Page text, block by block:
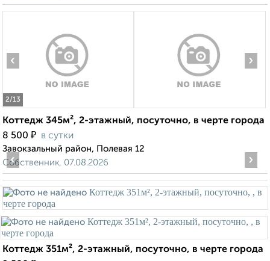
2/13
‹ ›
Коттедж 345м², 2-этажный, посуточно, в черте города
8 500 ₽ в сутки
Завокзальный район, Полевая 12
Собственник, 07.08.2026
‹ ›
Коттедж 351м², 2-этажный, посуточно, в черте города